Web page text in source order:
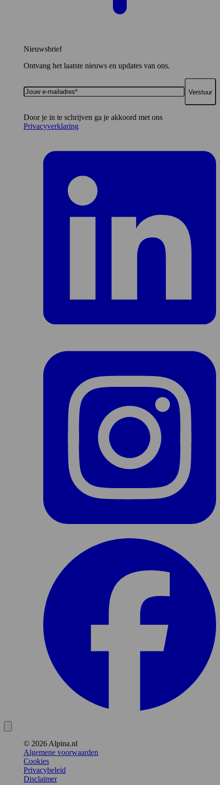
Nieuwsbrief
Ontvang het laatste nieuws en updates van ons.
Jouw
e-
Door je in te schrijven ga je akkoord met ons
Privacyverklaring
© 2026 Alpina.nl
Algemene voorwaarden
Cookies
Privacybeleid
Disclaimer